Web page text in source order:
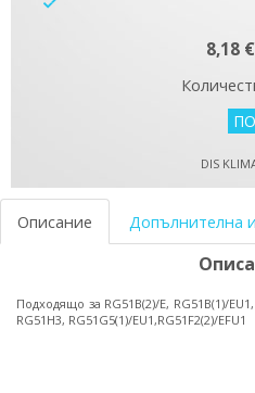
8,18
DIS
Описание Допълнителна
Подходящо за RG51B(2)/E, RG51B(1)/
RG51H3, RG51G5(1)/EU1,RG51F2(2)/EFU1